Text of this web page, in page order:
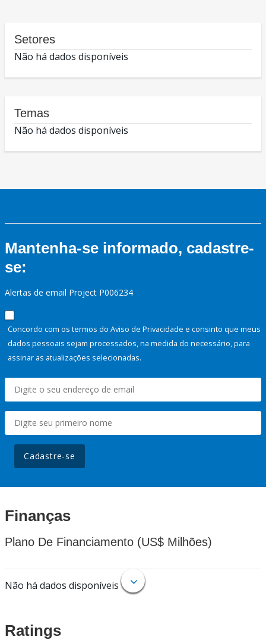
Setores
Não há dados disponíveis
Temas
Não há dados disponíveis
Mantenha-se informado, cadastre-
se:
Alertas de email Project P006234
Concordo com os termos do Aviso de Privacidade e consinto que meus
dados pessoais sejam processados, na medida do necessário, para
assinar as atualizações selecionadas.
Cadastre-se
Finanças
Plano De Financiamento (US$ Milhões)
Não há dados disponíveis
Ratings